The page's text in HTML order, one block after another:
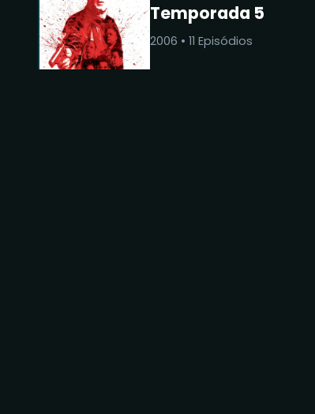
Temporada 5
2006 • 11 Episódios